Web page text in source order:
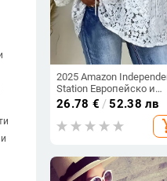
2025 Amazon
Station Европейско и
американско облекло
топ Куха дантела V-
образно деколте
Свободен пуловер с
26.78 € /52.38 лв